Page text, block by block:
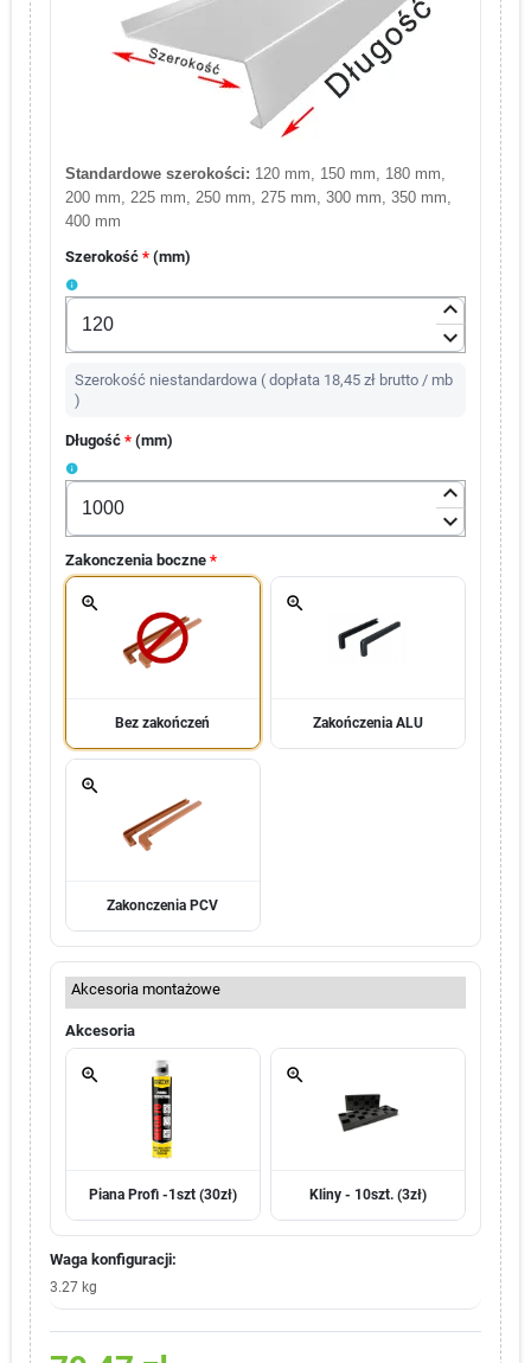
Standardowe szerokości: 120 mm, 150 mm, 180 mm,
200 mm, 225 mm, 250 mm, 275 mm, 300 mm, 350 mm,
400 mm
Szerokość * (mm)
info
keyboard_arrow_up
keyboard_arrow_down
Szerokość niestandardowa ( dopłata 18,45 zł brutto / mb
)
Długość * (mm)
info
keyboard_arrow_up
keyboard_arrow_down
Zakonczenia boczne *
zoom_in
Bez zakończeń
zoom_in
Zakończenia ALU
zoom_in
Zakonczenia PCV
Akcesoria montażowe
Akcesoria
zoom_in
Piana Profi -1szt (30zł)
zoom_in
Kliny - 10szt. (3zł)
Waga konfiguracji:
3.27 kg